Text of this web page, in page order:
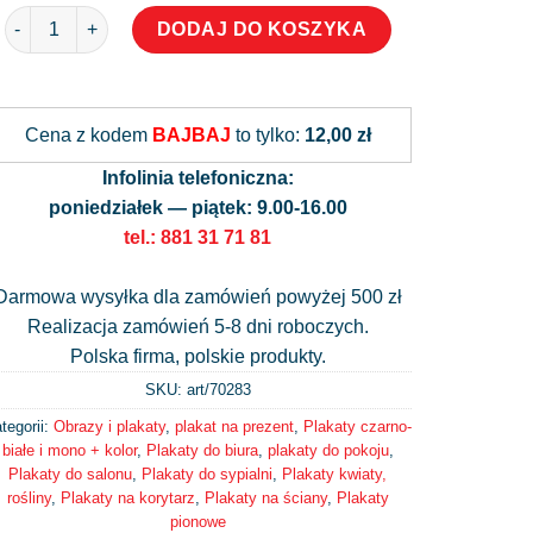
ilość Plakat - Czarno -białe kwiaty
DODAJ DO KOSZYKA
Cena z kodem BAJBAJ to tylko: 12,00 zł
Infolinia telefoniczna:
poniedziałek — piątek: 9.00-16.00
tel.: 881 31 71 81
wysyłka dla zamówień powyżej 500 zł
Realizacja zamówień 5-8 dni roboczych.
Polska firma, polskie produkty.
SKU: art/70283
Obrazy i plakaty, plakat na prezent Plakaty czarno-
białe i mono + kolor, Plakaty do biura, plakaty do pokoju,
Plakaty do salonu Plakaty do sypialni
Plakaty kwiaty,
rośliny, Plakaty na korytarz Plakaty na ściany, Plakaty
pionowe